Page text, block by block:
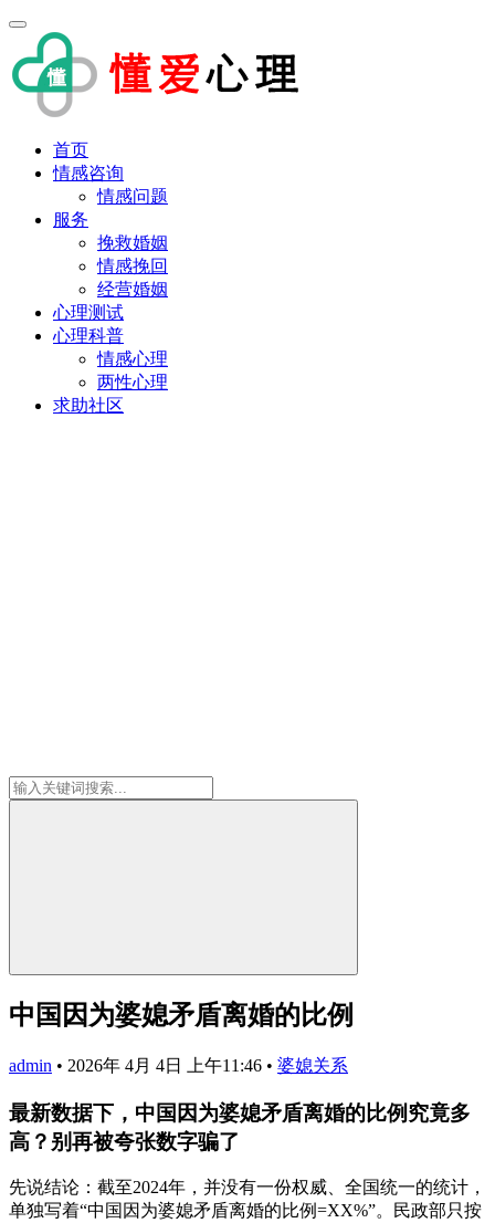
首页
情感咨询
情感问题
服务
挽救婚姻
情感挽回
经营婚姻
心理测试
心理科普
情感心理
两性心理
求助社区
中国因为婆媳矛盾离婚的比例
admin • 2026年 4月 4日 上午11:46 • 婆媳关系
最新数据下，中国因为婆媳矛盾离婚的比例究竟多
高？别再被夸张数字骗了
先说结论：截至2024年，并没有一份权威、全国统一的统计，
单独写着“中国因为婆媳矛盾离婚的比例=XX%”。民政部只按